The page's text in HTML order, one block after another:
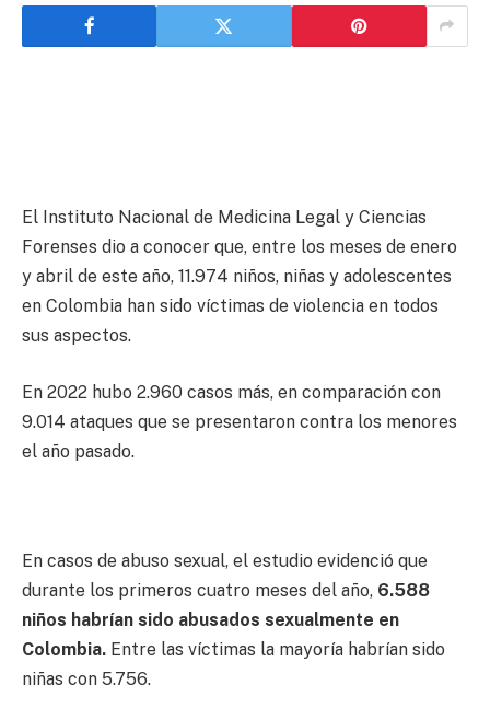
El Instituto Nacional de Medicina Legal y Ciencias
Forenses dio a conocer que, entre los meses de enero
y abril de este año, 11.974 niños, niñas y adolescentes
en Colombia han sido víctimas de violencia en todos
sus aspectos.
En 2022 hubo 2.960 casos más, en comparación con
9.014 ataques que se presentaron contra los menores
el año pasado.
En casos de abuso sexual, el estudio evidenció que
durante los primeros cuatro meses del año, 6.588
niños habrían sido abusados sexualmente en
Colombia. Entre las víctimas la mayoría habrían sido
niñas con 5.756.